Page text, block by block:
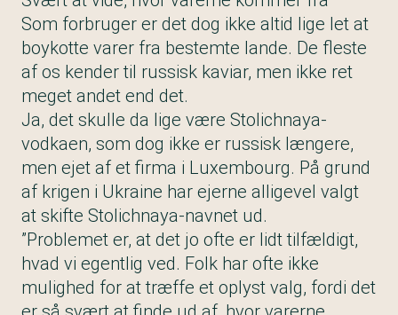
Som forbruger er det dog ikke altid lige let at
boykotte varer fra bestemte lande. De fleste
af os kender til russisk kaviar, men ikke ret
meget andet end det.
Ja, det skulle da lige være Stolichnaya-
vodkaen, som dog ikke er russisk længere,
men ejet af et firma i Luxembourg. På grund
af krigen i Ukraine har ejerne alligevel valgt
at skifte Stolichnaya-navnet ud.
”Problemet er, at det jo ofte er lidt tilfældigt,
hvad vi egentlig ved. Folk har ofte ikke
mulighed for at træffe et oplyst valg, fordi det